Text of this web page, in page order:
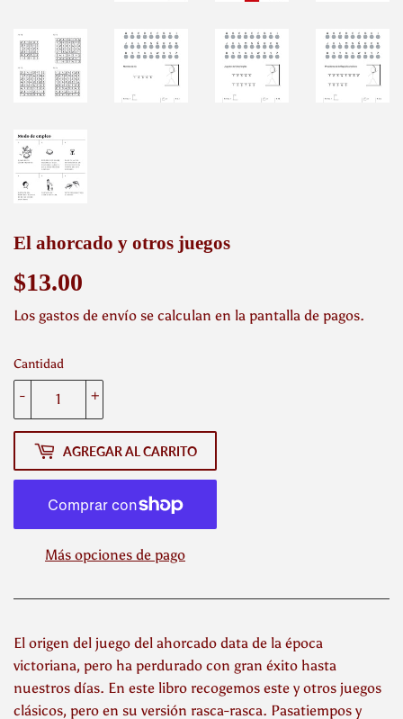
El ahorcado y otros juegos
$13.00
Los gastos de envío se calculan en la pantalla de pagos.
Cantidad
+
-
AGREGAR AL CARRITO
Más opciones de pago
El origen del juego del ahorcado data de la época
victoriana, pero ha perdurado con gran éxito hasta
nuestros días. En este libro recogemos este y otros juegos
clásicos, pero en su versión rasca-rasca. Pasatiempos y